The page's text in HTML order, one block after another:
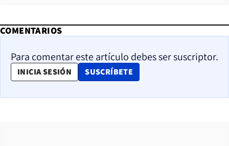
COMENTARIOS
Para comentar este artículo debes ser suscriptor.
INICIA SESIÓN SUSCRÍBETE
OPENS IN NEW WINDOW